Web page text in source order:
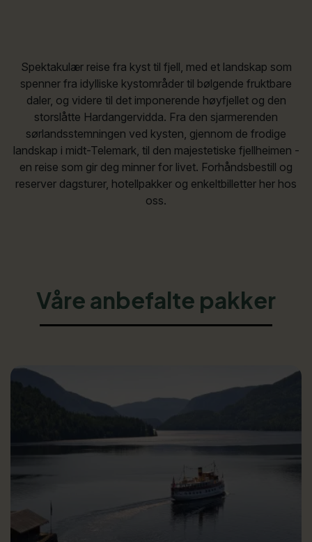
Spektakulær reise fra kyst til fjell, med et landskap som
spenner fra idylliske kystområder til bølgende fruktbare
daler, og videre til det imponerende høyfjellet og den
storslåtte Hardangervidda. Fra den sjarmerenden
sørlandsstemningen ved kysten, gjennom de frodige
landskap i midt-Telemark, til den majestetiske fjellheimen -
en reise som gir deg minner for livet. Forhåndsbestill og
reserver dagsturer, hotellpakker og enkeltbilletter her hos
oss.
Våre anbefalte pakker